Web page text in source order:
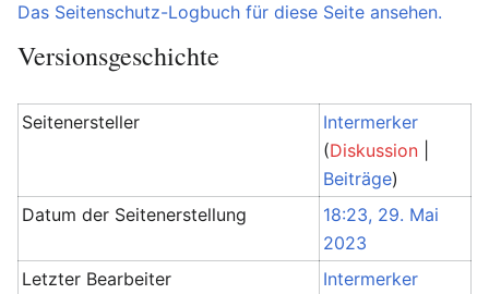
Das Seitenschutz-Logbuch für diese Seite ansehen.
Versionsgeschichte
Seitenersteller
Intermerker
(Diskussion
Beiträge)
Datum der Seitenerstellung
18:23, 29. Mai
2023
Letzter Bearbeiter
Intermerker